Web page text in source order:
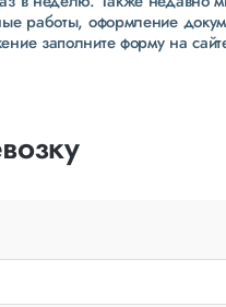
работы, оформление
заполните форму на